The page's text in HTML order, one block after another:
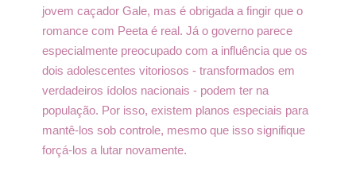
jovem caçador Gale, mas é obrigada a fingir que o
romance com Peeta é real. Já o governo parece
especialmente preocupado com a influência que os
dois adolescentes vitoriosos - transformados em
verdadeiros ídolos nacionais - podem ter na
população. Por isso, existem planos especiais para
mantê-los sob controle, mesmo que isso signifique
forçá-los a lutar novamente.